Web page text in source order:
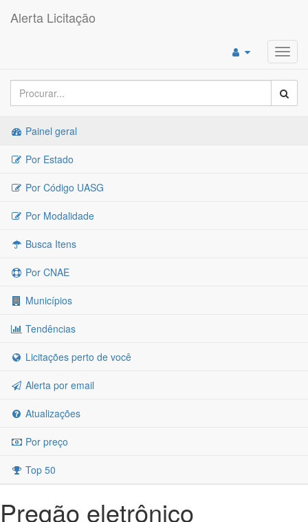
Alerta Licitação
Painel geral
Por Estado
Por Código UASG
Por Modalidade
Busca Itens
Por CNAE
Municípios
Tendências
Licitações perto de você
Alerta por email
Atualizações
Por preço
Top 50
Pregão eletrônico